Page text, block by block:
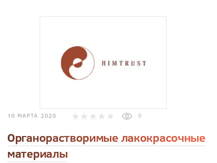
10 МАРТА 2020 0
Органорастворимые лакокрасочные
материалы